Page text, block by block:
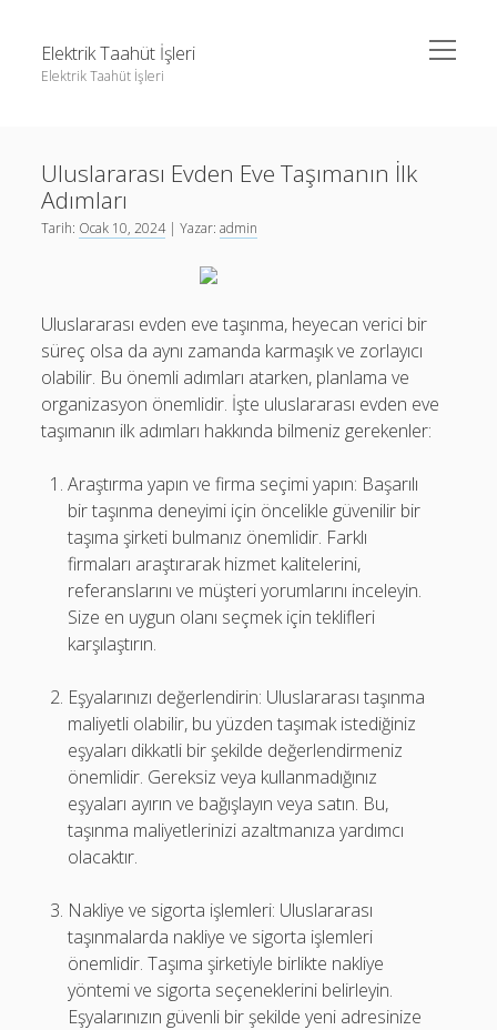
Elektrik Taahüt İşleri
Elektrik Taahüt İşleri
menüyü
aç
Liste
Sayfa Listesi
Ücretsiz Instagram Bayan Takipçi Hilesi
Instagram Gizli Story İzleme
Tiktok Takipçi Hilesi Şifresiz
Ücretsiz Instagram Bayan Takipçi Hilesi
Uluslararası Evden Eve Taşımanın İlk
Adımları
Tarih: Ocak 10, 2024| Yazar:admin
Uluslararası evden eve taşınma, heyecan verici bir
süreç olsa da aynı zamanda karmaşık ve zorlayıcı
olabilir. Bu önemli adımları atarken, planlama ve
organizasyon önemlidir. İşte uluslararası evden eve
taşımanın ilk adımları hakkında bilmeniz gerekenler:
Araştırma yapın ve firma seçimi yapın: Başarılı
bir taşınma deneyimi için öncelikle güvenilir bir
taşıma şirketi bulmanız önemlidir. Farklı
firmaları araştırarak hizmet kalitelerini,
referanslarını ve müşteri yorumlarını inceleyin.
Size en uygun olanı seçmek için teklifleri
karşılaştırın.
Eşyalarınızı değerlendirin: Uluslararası taşınma
maliyetli olabilir, bu yüzden taşımak istediğiniz
eşyaları dikkatli bir şekilde değerlendirmeniz
önemlidir. Gereksiz veya kullanmadığınız
eşyaları ayırın ve bağışlayın veya satın. Bu,
taşınma maliyetlerinizi azaltmanıza yardımcı
olacaktır.
Nakliye ve sigorta işlemleri: Uluslararası
taşınmalarda nakliye ve sigorta işlemleri
önemlidir. Taşıma şirketiyle birlikte nakliye
yöntemi ve sigorta seçeneklerini belirleyin.
Eşyalarınızın güvenli bir şekilde yeni adresinize